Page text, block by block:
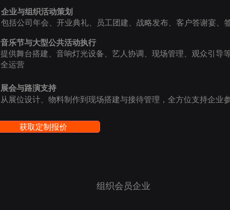
企业与组织活动策划
包括公司年会、开业典礼、员工团建、战略发布、客户答谢宴、
音乐节与大型公共活动执行
提供舞台搭建、音响灯光设备、艺人协调、现场管理、观众引导
全运营
展会与路演支持
从展位设计、物料制作到现场搭建与接待管理，全方位支持企业
获取定制报价
​组织会员企业